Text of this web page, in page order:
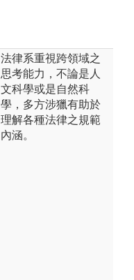
法律系重視跨領域之
思考能力，不論是人
文科學或是自然科
學，多方涉獵有助於
理解各種法律之規範
內涵。